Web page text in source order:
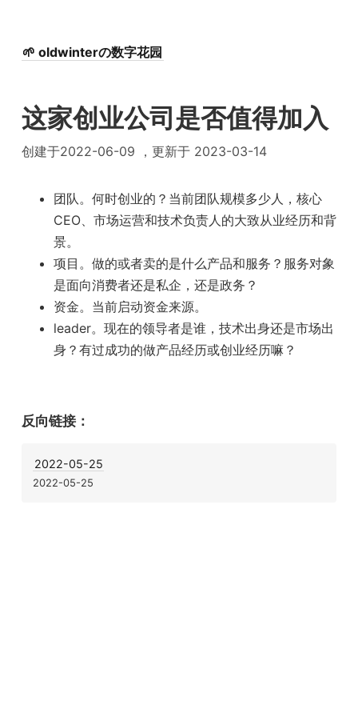
🌱 oldwinterの数字花园
这家创业公司是否值得加入
创建于2022-06-09 ，更新于 2023-03-14
团队。何时创业的？当前团队规模多少人，核心
CEO、市场运营和技术负责人的大致从业经历和背
景。
项目。做的或者卖的是什么产品和服务？服务对象
是面向消费者还是私企，还是政务？
资金。当前启动资金来源。
leader。现在的领导者是谁，技术出身还是市场出
身？有过成功的做产品经历或创业经历嘛？
反向链接：
2022-05-25
2022-05-25